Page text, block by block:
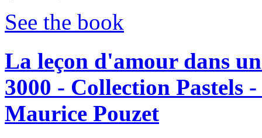
See the book
‎La leçon d'amour dans
3000 - Collection Pastels
Maurice Pouzet‎